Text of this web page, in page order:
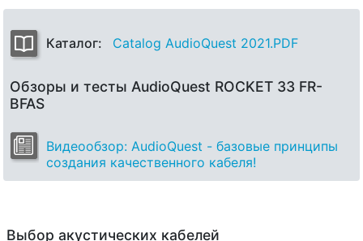
Каталог: Catalog AudioQuest 2021.PDF
Обзоры и тесты AudioQuest ROCKET 33 FR-
BFAS
Видеообзор: AudioQuest - базовые принципы
создания качественного кабеля!
Выбор акустических кабелей